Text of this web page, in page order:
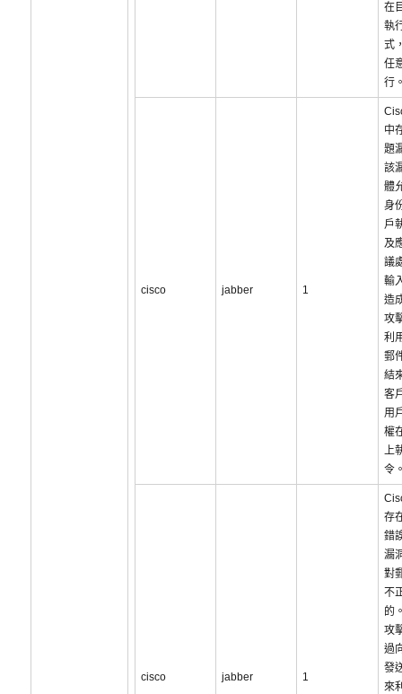
在
執
式
任
行
cisco jabber 1
中
題
該
體
身
戶
及
議
輸
造
攻
利
郵
結
客
用
權
上
令
cisco jabber 1
存
錯
漏
對
不
的
攻
過
發
來